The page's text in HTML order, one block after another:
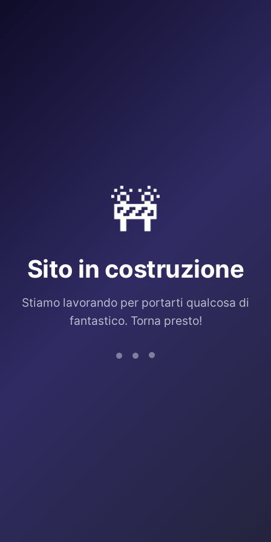
🚧
Sito in costruzione
Stiamo lavorando per portarti qualcosa di
fantastico. Torna presto!